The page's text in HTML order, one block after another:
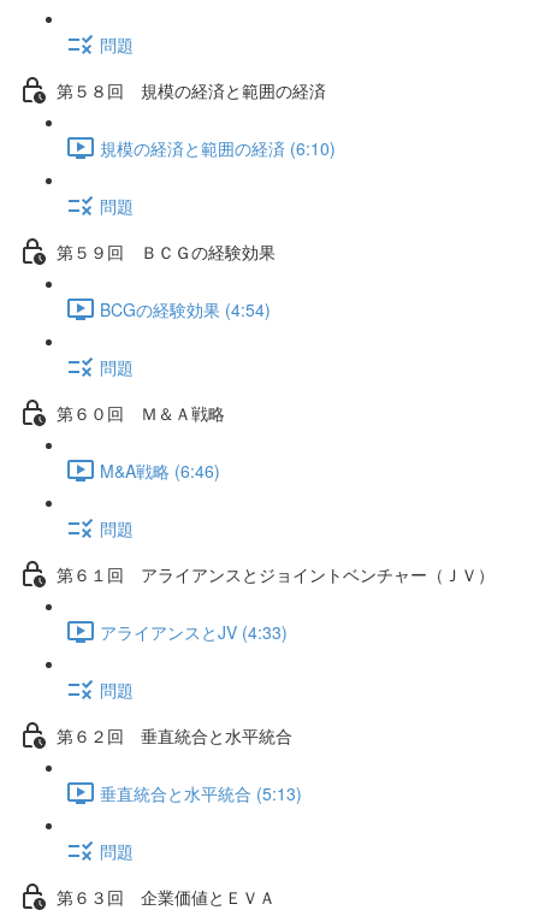
問題
第５８回 規模の経済と範囲の経済
規模の経済と範囲の経済 (6:10)
問題
第５９回 ＢＣＧの経験効果
BCGの経験効果 (4:54)
問題
第６０回 Ｍ＆Ａ戦略
M&A戦略 (6:46)
問題
第６１回 アライアンスとジョイントベンチャー（ＪＶ）
アライアンスとJV (4:33)
問題
第６２回 垂直統合と水平統合
垂直統合と水平統合 (5:13)
問題
第６３回 企業価値とＥＶＡ